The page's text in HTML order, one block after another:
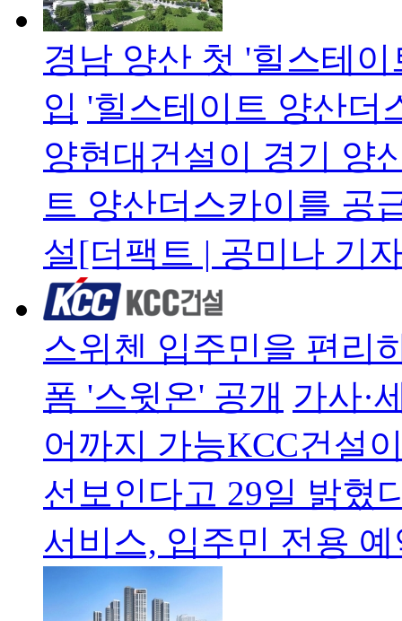
경남 양산 첫 '힐스테
입 '힐스테이트 양산더
양현대건설이 경기 양
트 양산더스카이를 공
설[더팩트 | 공미나 기
스위첸 입주민을 편리
폼 '스윗온' 공개 가사·
어까지 가능KCC건설
선보인다고 29일 밝혔
서비스, 입주민 전용